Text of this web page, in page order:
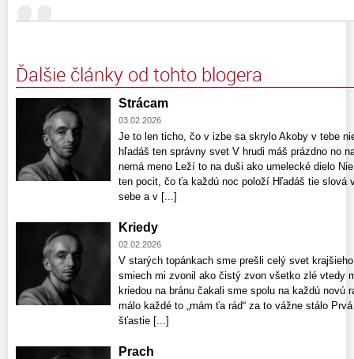
Ďalšie články od tohto blogera
Strácam
03.02.2026
Je to len ticho, čo v izbe sa skrylo Akoby v tebe
hľadáš ten správny svet V hrudi máš prázdno no
nemá meno Leží to na duši ako umelecké dielo
ten pocit, čo ťa každú noc položí Hľadáš tie slová
sebe a v [...]
Kriedy
02.02.2026
V starých topánkach sme prešli celý svet
smiech mi zvonil ako čistý zvon všetko zlé vtedy
kriedou na bránu čakali sme spolu na každú novú
málo každé to „mám ťa rád“ za to vážne stálo
šťastie [...]
Prach